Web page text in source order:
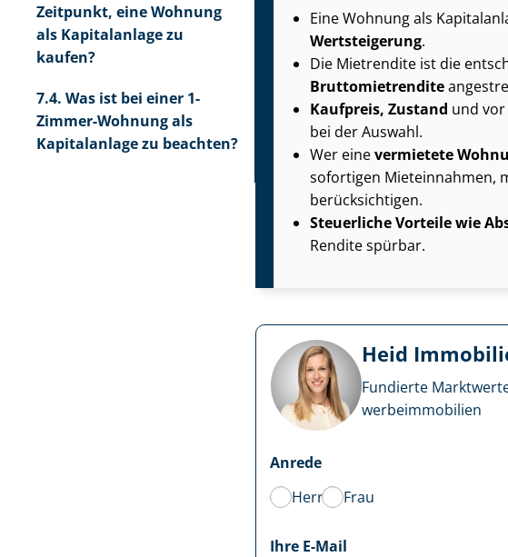
Zeitpunkt, eine Wohnung
als Kapitalanlage zu
kaufen?
7.4. Was ist bei einer 1-
Zimmer-Wohnung als
Kapitalanlage zu beachten?
Eine Wohnung als
Wertsteigerung.
Die Mietrendite ist die
Brut­to­miet­ren­di­te
Kaufpreis, Zustand und
bei der Auswahl.
Wer einevermietete
sofortigen Mieteinnahmen,
berücksichtigen.
Steuerliche Vorteile wie
Rendite spürbar.
Heid
Fundierte
wer­be­im­mo­bi­li­en
Anrede
Herr
Frau
Ihre E-Mail